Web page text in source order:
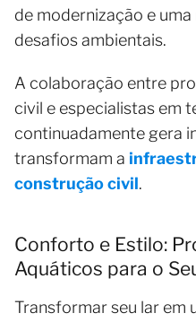
de modernização e
desafios ambientais.
A colaboração entre
civil e especialistas em
continuadamente gera
transformam a
construção civil.
Conforto e Estilo:
Aquáticos para o
Transformar seu lar em